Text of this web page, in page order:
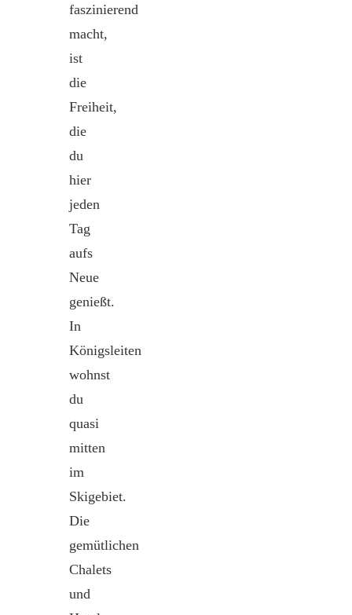
faszinierend
macht,
ist
die
Freiheit,
die
du
hier
jeden
Tag
aufs
Neue
genießt.
In
Königsleiten
wohnst
du
quasi
mitten
im
Skigebiet.
Die
gemütlichen
Chalets
und